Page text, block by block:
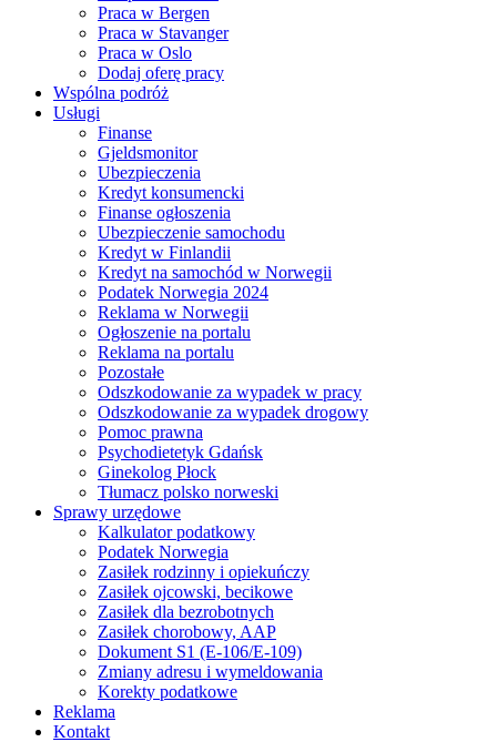
Praca w Bergen
Praca w Stavanger
Praca w Oslo
Dodaj oferę pracy
Wspólna podróż
Usługi
Finanse
Gjeldsmonitor
Ubezpieczenia
Kredyt konsumencki
Finanse ogłoszenia
Ubezpieczenie samochodu
Kredyt w Finlandii
Kredyt na samochód w Norwegii
Podatek Norwegia 2024
Reklama w Norwegii
Ogłoszenie na portalu
Reklama na portalu
Pozostałe
Odszkodowanie za wypadek w pracy
Odszkodowanie za wypadek drogowy
Pomoc prawna
Psychodietetyk Gdańsk
Ginekolog Płock
Tłumacz polsko norweski
Sprawy urzędowe
Kalkulator podatkowy
Podatek Norwegia
Zasiłek rodzinny i opiekuńczy
Zasiłek ojcowski, becikowe
Zasiłek dla bezrobotnych
Zasiłek chorobowy, AAP
Dokument S1 (E-106/E-109)
Zmiany adresu i wymeldowania
Korekty podatkowe
Reklama
Kontakt